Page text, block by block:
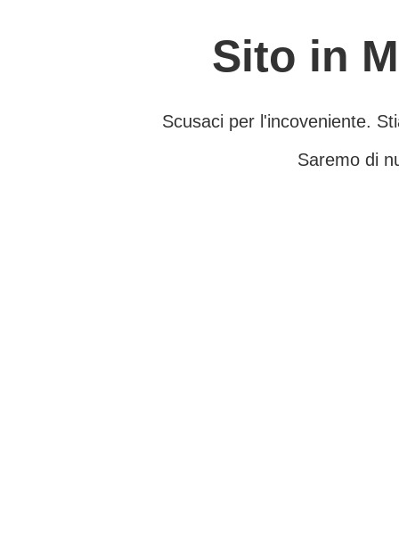
Sito in
Scusaci per l'incoveniente.
Saremo di